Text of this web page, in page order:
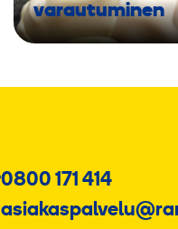
varautuminen
0800 171 414